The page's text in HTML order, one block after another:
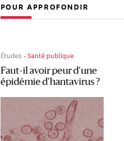
POUR APPROFONDIR
Études Santé publique
Faut-il avoir peur d’une
épidémie d’hantavirus ?